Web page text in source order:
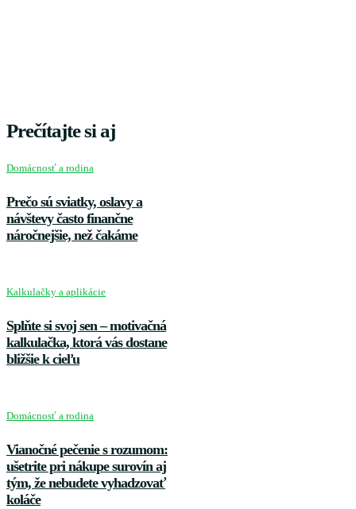
Prečítajte si aj
Domácnosť a rodina
Prečo sú sviatky, oslavy a
návštevy často finančne
náročnejšie, než čakáme
Kalkulačky a aplikácie
Splňte si svoj sen – motivačná
kalkulačka, ktorá vás dostane
bližšie k cieľu
Domácnosť a rodina
Vianočné pečenie s rozumom:
ušetrite pri nákupe surovín aj
tým, že nebudete vyhadzovať
koláče